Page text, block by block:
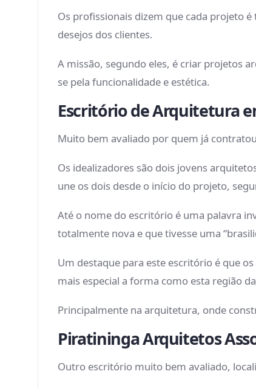
Os profissionais dizem que cada projeto
desejos dos clientes.
A missão, segundo eles, é criar projetos
se pela funcionalidade e estética.
Escritório de Arquitetura
Muito bem avaliado por quem já
Os idealizadores são dois jovens
une os dois desde o início do projeto,
Até o nome do escritório é uma palavra
totalmente nova e que tivesse uma
Um destaque para este escritório é que
mais especial a forma como esta região
Principalmente na arquitetura, onde
Piratininga Arquitetos
Outro escritório muito bem avaliado,